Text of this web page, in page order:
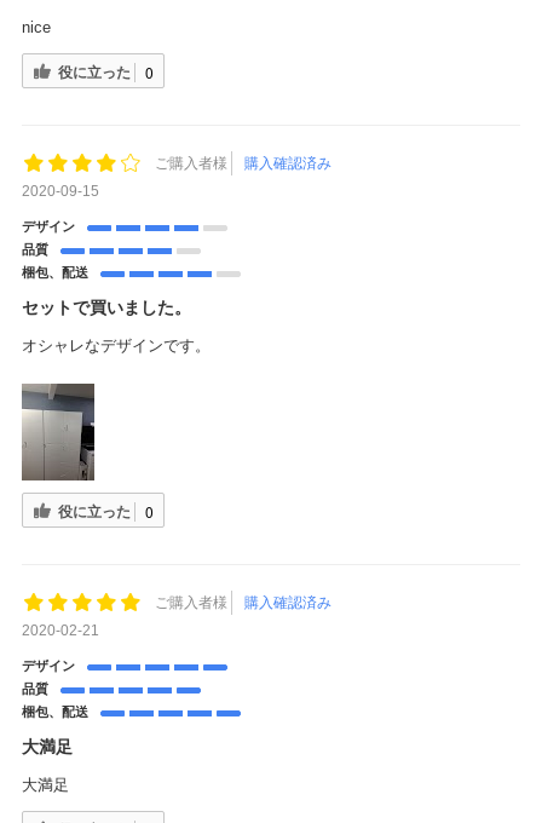
nice
役に立った 0
ご購入者様
購入確認済み
2020-09-15
デザイン
品質
梱包、配送
セットで買いました。
オシャレなデザインです。
役に立った 0
ご購入者様
購入確認済み
2020-02-21
デザイン
品質
梱包、配送
大満足
大満足